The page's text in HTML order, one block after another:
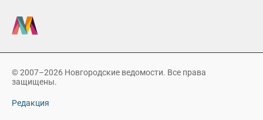
© 2007–2026 Новгородские ведомости. Все права
защищены.
Редакция